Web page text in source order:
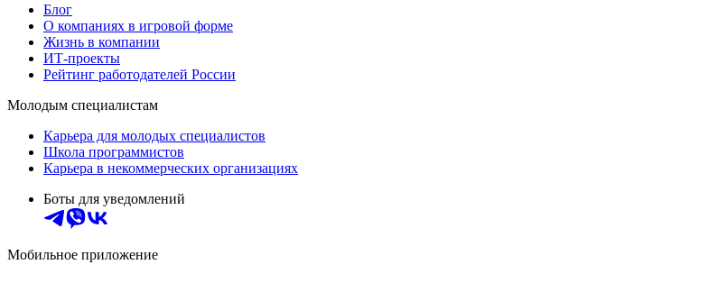
Блог
О компаниях в игровой форме
Жизнь в компании
ИТ-проекты
Рейтинг работодателей России
Молодым специалистам
Карьера для молодых специалистов
Школа программистов
Карьера в некоммерческих организациях
Боты для уведомлений
Мобильное приложение